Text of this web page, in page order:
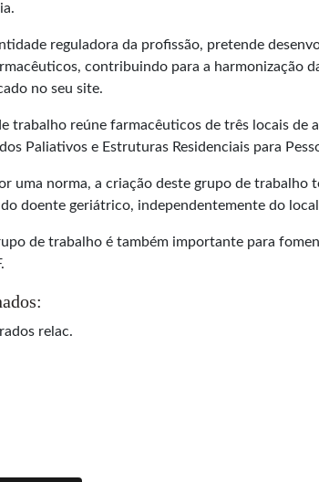
reguladora da profissão, pretende
contribuindo para a harmonização
no seu site.
trabalho reúne farmacêuticos de três locais de
Paliativos e Estruturas Residenciais para
uma norma, a criação deste grupo de
doente geriátrico, independentemente do
de trabalho é também importante para
relac.